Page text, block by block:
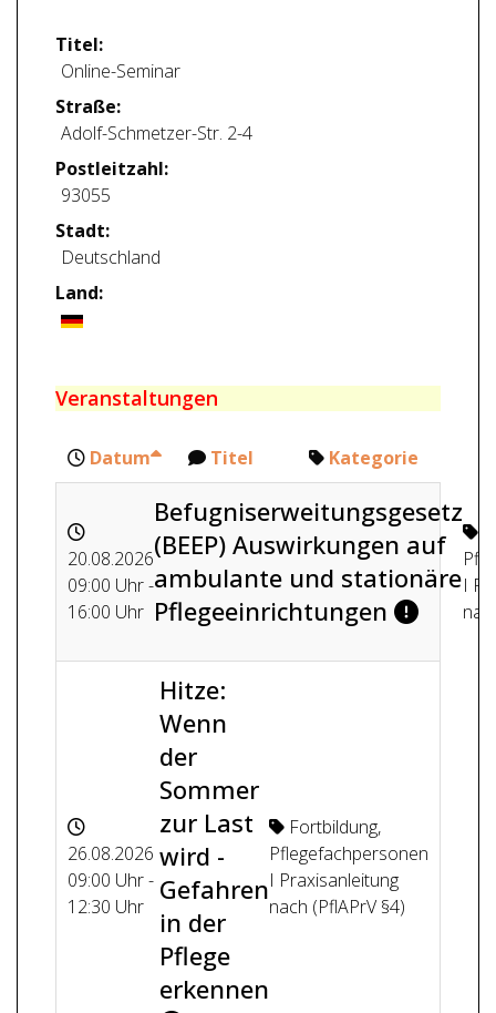
Titel:
Online-Seminar
Straße:
Adolf-Schmetzer-Str. 2-4
Postleitzahl:
93055
Stadt:
Deutschland
Land:
Veranstaltungen
Datum Titel Kategorie
20.08.2026
09:00 Uhr -
16:00 Uhr
Befugniserweitungsgesetz
(BEEP) Auswirkungen auf
ambulante und stationäre
Pflegeeinrichtungen
I
26.08.2026
09:00 Uhr -
12:30 Uhr
Hitze:
Wenn
der
Sommer
zur Last
wird -
Gefahren
in der
Pflege
erkennen
Fortbildung,
Pflegefachpersonen
I Praxisanleitung
nach (PflAPrV §4)